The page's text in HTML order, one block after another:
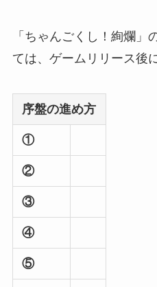
「ちゃんごくし！絢爛」
ては、ゲームリリース後
序盤の進め方
①
②
③
④
⑤